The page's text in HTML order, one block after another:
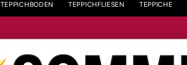
TEPPICHBODEN TEPPICHFLIESEN TEPPICHE